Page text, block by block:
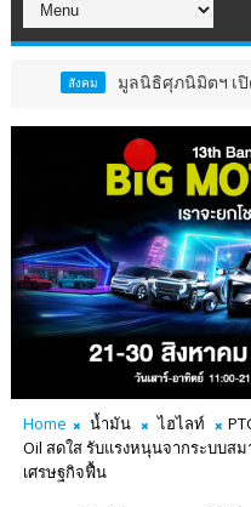
มูลนิธิศุภนิมิตฯ เปิดยุทธศาส
Home น้ำมัน ไฮไลท์
Oil สดใส รับแรงหนุนจากระบบส
เศรษฐกิจฟื้น